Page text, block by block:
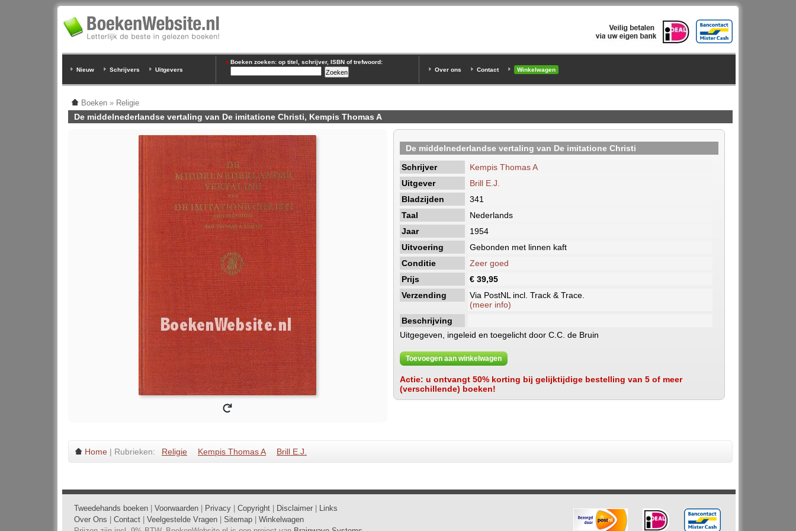
Nieuw Schrijvers Uitgevers
Boeken zoeken: op titel, schrijver, ISBN of trefwoord:
Over ons
Contact Winkelwagen
Boeken » Religie
De middelnederlandse vertaling van De imitatione Christi, Kempis Thomas A
De middelnederlandse vertaling van De imitatione Christi
Schrijver
Kempis Thomas A
Uitgever
Brill E.J.
Bladzijden
341
Taal
Nederlands
Jaar
1954
Uitvoering
Gebonden met linnen kaft
Conditie
Zeer goed
Prijs
€ 39,95
Verzending
Via PostNL incl. Track & Trace.
(meer info)
Beschrijving
Uitgegeven, ingeleid en toegelicht door C.C. de Bruin
Toevoegen aan winkelwagen
Actie: u ontvangt 50% korting bij gelijktijdige bestelling van 5 of meer
(verschillende) boeken!
Home | Rubrieken: Religie Kempis Thomas A Brill E.J.
Tweedehands boeken Voorwaarden Privacy Copyright Disclaimer
Links
Over Ons
Contact Veelgestelde Vragen Sitemap
Winkelwagen